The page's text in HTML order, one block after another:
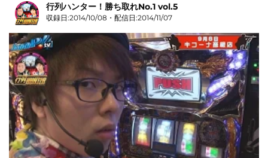
行列ハンター！勝ち取れNo.1 vol.5
収録日:2014/10/08・配信日:2014/11/07